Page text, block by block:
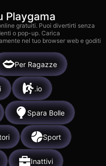
Playgama
gratuiti. Puoi divertirti senza
o pop-up. Carica
nel tuo browser web e goditi
Per Ragazze
.io
Spara Bolle
Sport
Inattivi